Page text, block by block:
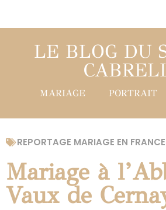
LE BLOG DU
MARIAGE PORTRAIT
REPORTAGE MARIAGE EN FRANCE
Mariage à
Vaux de